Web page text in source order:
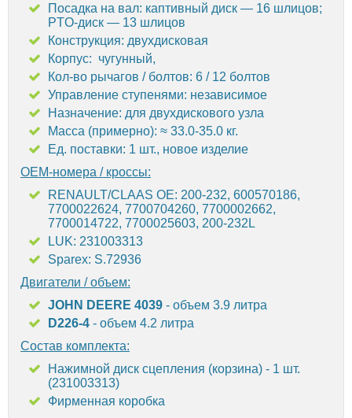
Посадка на вал: каптивный диск — 16 шлицов;
PTO-диск — 13 шлицов
Конструкция: двухдисковая
Корпус: чугунный,
Кол-во рычагов / болтов: 6 / 12 болтов
Управление ступенями: независимое
Назначение: для двухдискового узла
Масса (примерно): ≈ 33.0-35.0 кг.
Ед. поставки: 1 шт., новое изделие
OEM-номера / кроссы:
RENAULT/CLAAS OE: 200-232, 600570186,
7700022624, 7700704260, 7700002662,
7700014722, 7700025603, 200-232L
LUK: 231003313
Sparex: S.72936
Двигатели / объем:
JOHN DEERE 4039 - объем 3.9 литра
D226-4 - объем 4.2 литра
Состав комплекта:
Нажимной диск сцепления (корзина) - 1 шт.
(231003313)
Фирменная коробка